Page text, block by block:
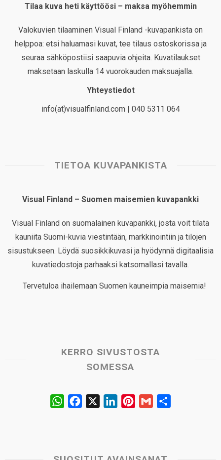
Tilaa kuva heti käyttöösi – maksa myöhemmin
Valokuvien tilaaminen Visual Finland -kuvapankista on
helppoa: etsi haluamasi kuvat, tee tilaus ostoskorissa ja
seuraa sähköpostiisi saapuvia ohjeita. Kuvatilaukset
maksetaan laskulla 14 vuorokauden maksuajalla.
Yhteystiedot
info(at)visualfinland.com | 040 5311 064
TIETOA KUVAPANKISTA
Visual Finland – Suomen maisemien kuvapankki
Visual Finland on suomalainen kuvapankki, josta voit tilata
kauniita Suomi-kuvia viestintään, markkinointiin ja tilojen
sisustukseen. Löydä suosikkikuvasi ja hyödynnä digitaalisia
kuvatiedostoja parhaaksi katsomallasi tavalla.
Tervetuloa ihailemaan Suomen kauneimpia maisemia!
KERRO SIVUSTOSTA
SOMESSA
W
s
b
e
e
l